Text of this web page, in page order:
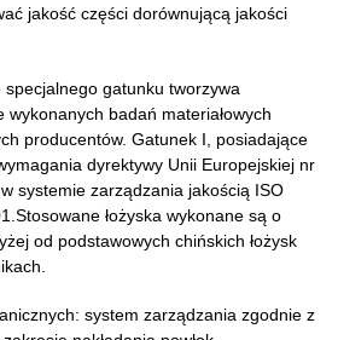
jakość części dorównującą jakości
gatunku tworzywa
badań materiałowych
producentów. Gatunek I, posiadające
dyrektywy Unii Europejskiej nr
systemie zarządzania jakością ISO
łożyska wykonane są o
od podstawowych chińskich łożysk
system zarządzania zgodnie z